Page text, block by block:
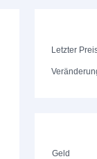
Letzter
Geld